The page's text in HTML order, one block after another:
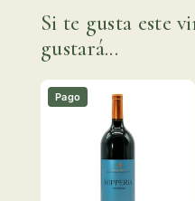
Si te gusta este
gustará...
Pago